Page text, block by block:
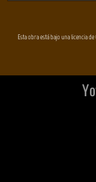
Esta obra está bajo una licencia